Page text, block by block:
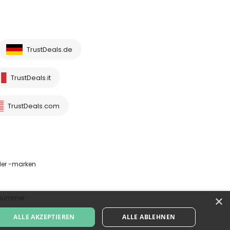
TrustDeals.de
TrustDeals.it
TrustDeals.com
-marken
×
ALLE AKZEPTIEREN ALLE ABLEHNEN